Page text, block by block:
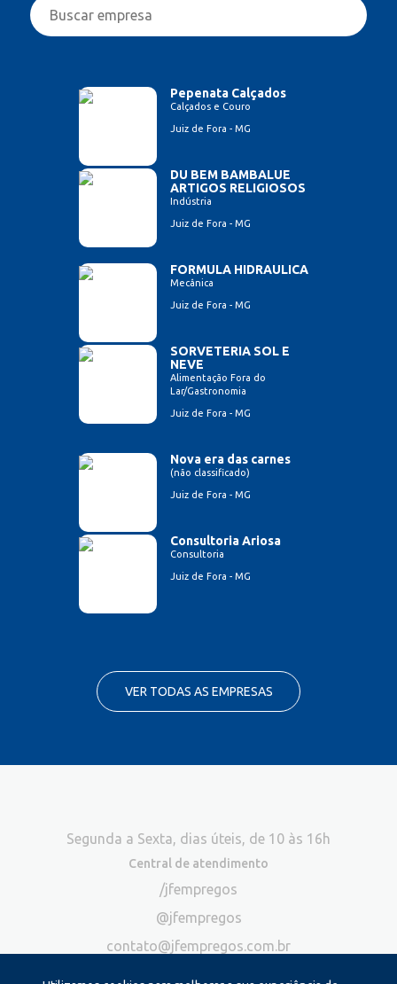
Pepenata Calçados
Calçados e Couro
Juiz de Fora - MG
DU BEM BAMBALUE
ARTIGOS RELIGIOSOS
Indústria
Juiz de Fora - MG
FORMULA HIDRAULICA
Mecânica
Juiz de Fora - MG
SORVETERIA SOL E
NEVE
Alimentação Fora do
Lar/Gastronomia
Juiz de Fora - MG
Nova era das carnes
(não classificado)
Juiz de Fora - MG
Consultoria Ariosa
Consultoria
Juiz de Fora - MG
VER TODAS AS EMPRESAS
Segunda a Sexta, dias úteis, de 10 às 16h
Central de atendimento
/jfempregos
@jfempregos
contato@jfempregos.com.br